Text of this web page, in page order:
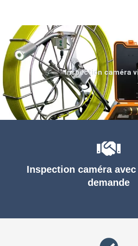
Inspection caméra
demande
Inspection caméra